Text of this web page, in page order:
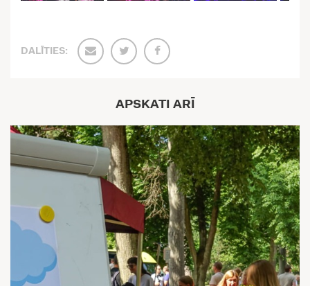
DALĪTIES:
APSKATI ARĪ